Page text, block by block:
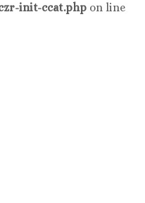
init-ccat.php on line